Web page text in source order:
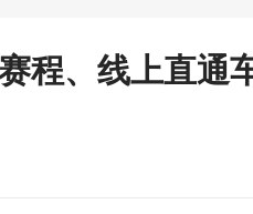
程、线上直通